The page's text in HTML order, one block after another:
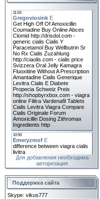
Для добавления необходима
авторизация
Поддержка сайта
Skype: vikus777